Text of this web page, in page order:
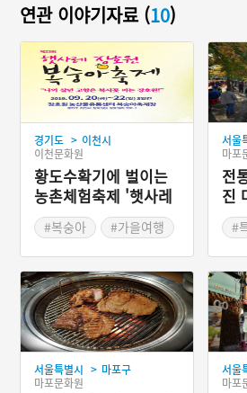
연관 이야기자료 (10)
경기도 > 이천시
이천문화원
황도수확기에 벌이는
농촌체험축제 '햇사레
장호원복숭아축제'
#복숭아
#가을여행
서울
마포
전
진
제#
#
#
#
서울특별시 > 마포구
마포문화원
서울
마포